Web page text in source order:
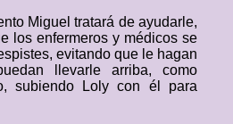
Miguel tratará de ayudarle,
los enfermeros y médicos se
evitando que le hagan
llevarle arriba, como
subiendo Loly con él para